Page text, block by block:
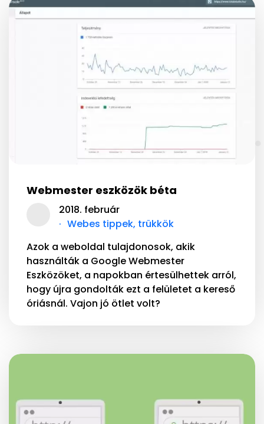
Webmester eszközök béta
2018. február
Webes tippek, trükkök
Azok a weboldal tulajdonosok, akik
használták a Google Webmester
Eszközöket, a napokban értesülhettek arról,
hogy újra gondolták ezt a felületet a kereső
óriásnál. Vajon jó ötlet volt?